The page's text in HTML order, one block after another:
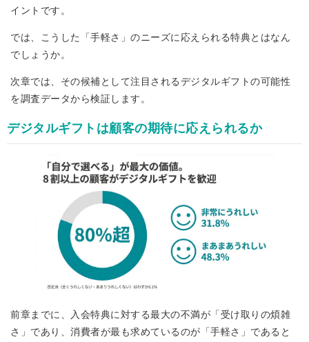
イントです。
では、こうした「手軽さ」のニーズに応えられる特典とはなん
でしょうか。
次章では、その候補として注目されるデジタルギフトの可能性
を調査データから検証します。
デジタルギフトは顧客の期待に応えられるか
前章までに、入会特典に対する最大の不満が「受け取りの煩雑
さ」であり、消費者が最も求めているのが「手軽さ」であると